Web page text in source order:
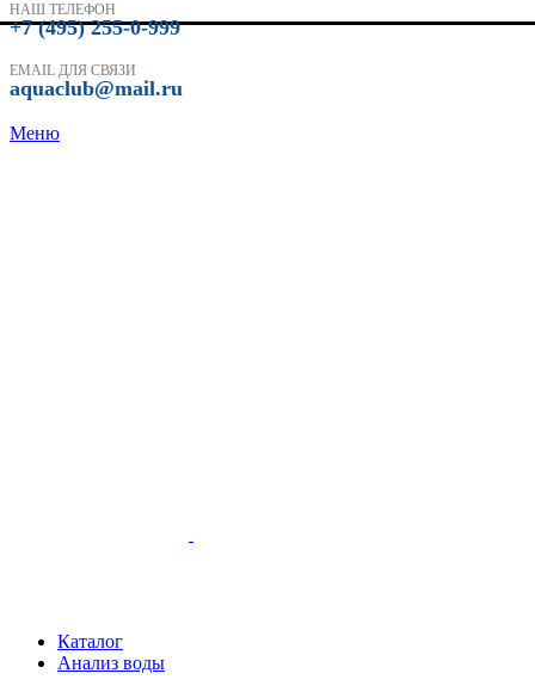
НАШ ТЕЛЕФОН
+7 (495) 255-0-999
EMAIL ДЛЯ СВЯЗИ
aquaclub@mail.ru
Меню
Каталог
Анализ воды